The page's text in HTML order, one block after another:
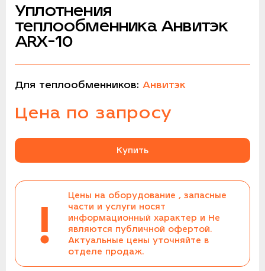
Уплотнения
теплообменника Анвитэк
ARX-10
Для теплообменников: Анвитэк
Цена по запросу
Купить
!
Цены на оборудование , запасные
части и услуги носят
информационный характер и Не
являются публичной офертой.
Актуальные цены уточняйте в
отделе продаж.